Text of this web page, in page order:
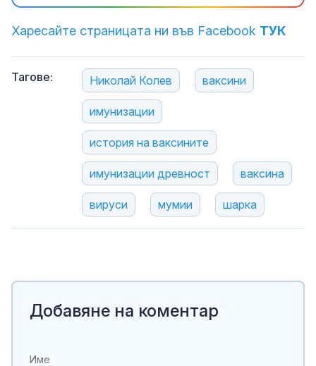
Харесайте страницата ни във Facebook ТУК
Тагове: Николай Колев ваксини
имунизации
история на ваксините
имунизации древност ваксина
вируси мумии шарка
Добавяне на коментар